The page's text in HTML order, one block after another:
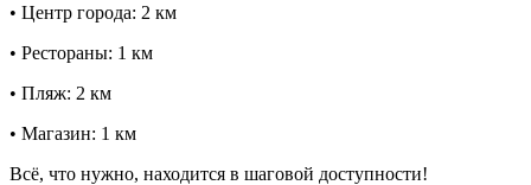
• Центр города: 2 км
• Рестораны: 1 км
• Пляж: 2 км
• Магазин: 1 км
Всё, что нужно, находится в шаговой доступности!